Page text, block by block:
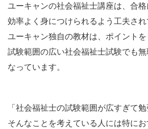
ユーキャンの社会福祉士講座は、合
効率よく身につけられるよう工夫され
ユーキャン独自の教材は、ポイントを
試験範囲の広い社会福祉士試験でも
なっています。
「社会福祉士の試験範囲が広すぎて勉
そんなことを考えている人には特にお